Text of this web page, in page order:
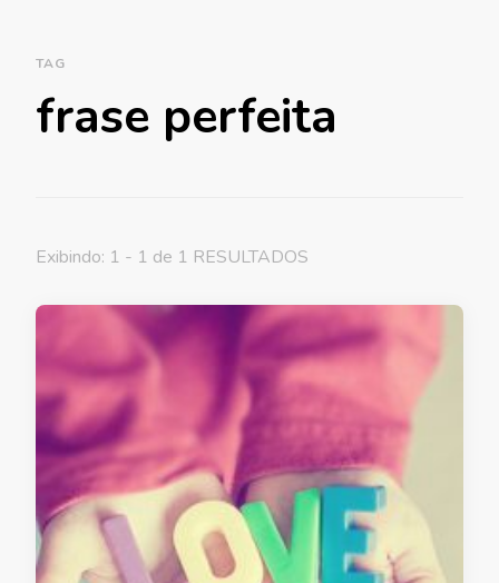
TAG
frase perfeita
Exibindo: 1 - 1 de 1 RESULTADOS